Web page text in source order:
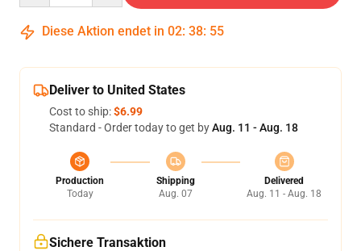
Diese Aktion endet in 02: 38: 54
Deliver to United States
Cost to ship:$6.99
Standard - Order today to get byAug. 11 - Aug. 18
Production
Today
Shipping
Aug. 07
Delivered
Aug. 11 - Aug. 18
Sichere Transaktion